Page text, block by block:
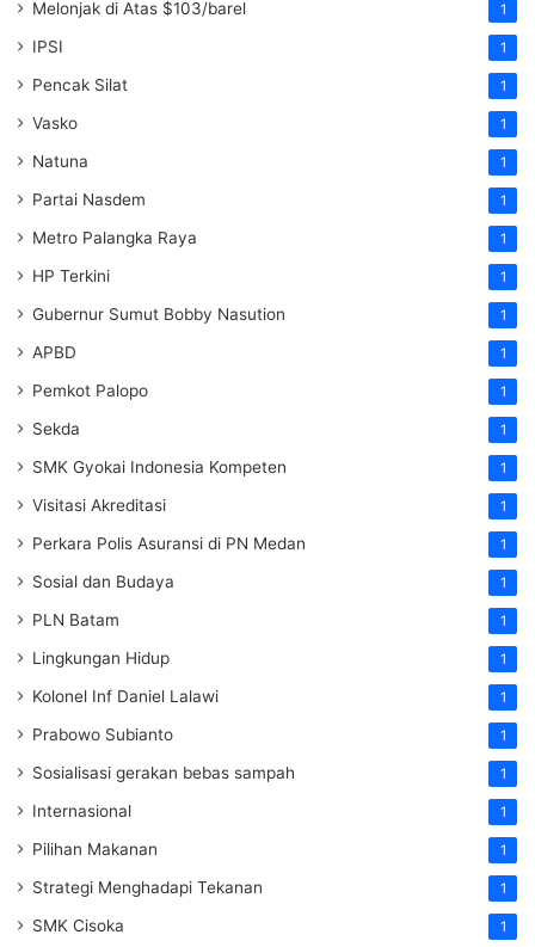
Melonjak di Atas $103/barel 1
IPSI 1
Pencak Silat 1
Vasko 1
Natuna 1
Partai Nasdem 1
Metro Palangka Raya 1
HP Terkini 1
Gubernur Sumut Bobby Nasution 1
APBD 1
Pemkot Palopo 1
Sekda 1
SMK Gyokai Indonesia Kompeten 1
Visitasi Akreditasi 1
Perkara Polis Asuransi di PN Medan 1
Sosial dan Budaya 1
PLN Batam 1
Lingkungan Hidup 1
Kolonel Inf Daniel Lalawi 1
Prabowo Subianto 1
Sosialisasi gerakan bebas sampah 1
Internasional 1
Pilihan Makanan 1
Strategi Menghadapi Tekanan 1
SMK Cisoka 1